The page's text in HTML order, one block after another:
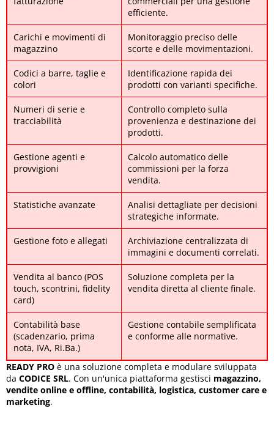
efficiente.
Carichi e movimenti di
magazzino
Monitoraggio preciso delle
scorte e delle movimentazioni.
Codici a barre, taglie e
colori
Identificazione rapida dei
prodotti con varianti specifiche.
Numeri di serie e
tracciabilità
Controllo completo sulla
provenienza e destinazione dei
prodotti.
Gestione agenti e
provvigioni
Calcolo automatico delle
commissioni per la forza
vendita.
Statistiche avanzate
Analisi dettagliate per decisioni
strategiche informate.
Gestione foto e allegati
Archiviazione centralizzata di
immagini e documenti correlati.
Vendita al banco (POS
touch, scontrini, fidelity
card)
Soluzione completa per la
vendita diretta al cliente finale.
Contabilità base
(scadenzario, prima
nota, IVA, Ri.Ba.)
Gestione contabile semplificata
e conforme alle normative.
READY PRO è una soluzione completa e modulare sviluppata
da CODICE SRL. Con un'unica piattaforma gestisci magazzino,
vendite online e offline, contabilità, logistica, customer care e
marketing.